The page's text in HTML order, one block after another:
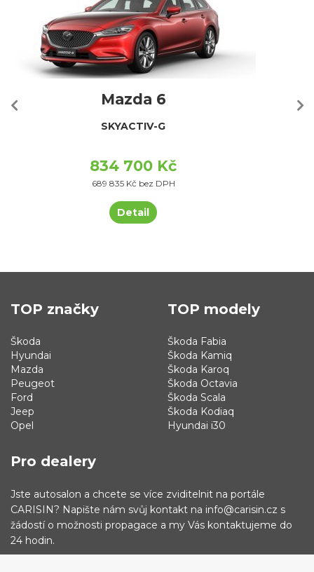
Mazda 6
SKYACTIV-G
834 700 Kč
689 835 Kč bez DPH
Detail
TOP značky
Škoda
Hyundai
Mazda
Peugeot
Ford
Jeep
Opel
TOP modely
Škoda Fabia
Škoda Kamiq
Škoda Karoq
Škoda Octavia
Škoda Scala
Škoda Kodiaq
Hyundai i30
Pro dealery
Jste autosalon a chcete se více zviditelnit na portále
CARISIN? Napište nám svůj kontakt na info@carisin.cz s
žádostí o možnosti propagace a my Vás kontaktujeme do
24 hodin.